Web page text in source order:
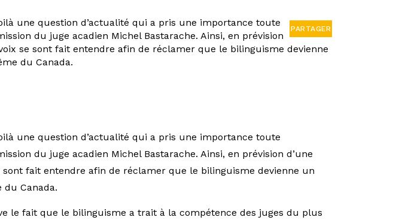
PARTAGER
une question d’actualité qui a pris une importance toute
du juge acadien Michel Bastarache. Ainsi, en prévision
se sont fait entendre afin de réclamer que le bilinguisme devienne
du Canada.
une question d’actualité qui a pris une importance toute
du juge acadien Michel Bastarache. Ainsi, en prévision d’une
fait entendre afin de réclamer que le bilinguisme devienne un
du Canada.
le fait que le bilinguisme a trait à la compétence des juges du plus